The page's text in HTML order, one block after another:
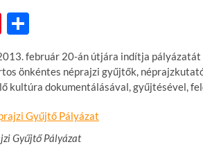
Pi
nt
er
es
t
ss
za
m
e
g
február 20-án útjára indítja
önkéntes néprajzi gyűjtők,
kultúra dokumentálásával, gyűjtésével,
Gyűjtő Pályázat